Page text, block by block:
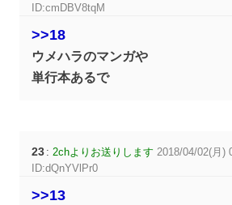
ID:cmDBV8tqM
>>18
ウメハラのマンガや
単行本あるで
23 : 2chよりお送りします 2018/04/02(月)
ID:dQnYVlPr0
>>13